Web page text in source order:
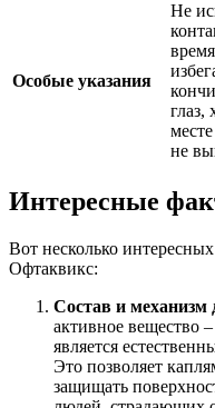
Особые указания
Не
глаз,
не
Интересные
Вот несколько
Офтаквикс:
Состав и механизм
активное вещество
является
Это позволяет
защищать